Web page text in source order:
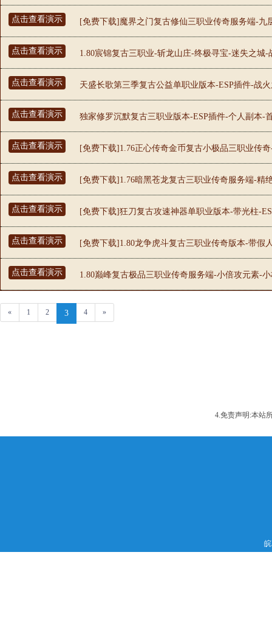
点击查看演示 [免费下载]魔界之门复古修仙三职业传奇服务端-
点击查看演示 1.80宸锦复古三职业-斩龙山庄-终极寻宝-迷失之城
点击查看演示 天盛长歌第三季复古公益单职业版本-ESP插件-战
点击查看演示 独家修罗沉默复古三职业版本-ESP插件-个人副本-
点击查看演示 [免费下载]1.76正心传奇金币复古小极品三职业传
点击查看演示 [免费下载]1.76暗黑苍龙复古三职业传奇服务端-精
点击查看演示 [免费下载]狂刀复古攻速神器单职业版本-带光柱-
点击查看演示 [免费下载]1.80龙争虎斗复古三职业传奇版本-带假
点击查看演示 1.80巅峰复古极品三职业传奇服务端-小倍攻元素-
« 1 2 3 4 »
4.免责声明:本站